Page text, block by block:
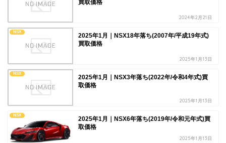
買取価格
2024年2月21日
NSX
2025年1月｜NSX18年落ち(2007年/平成19年式)
買取価格
2025年1月13日
NSX
2025年1月｜NSX3年落ち(2022年/令和4年式)買
取価格
2025年1月13日
NSX
2025年1月｜NSX6年落ち(2019年/令和元年式)買
取価格
2025年1月13日